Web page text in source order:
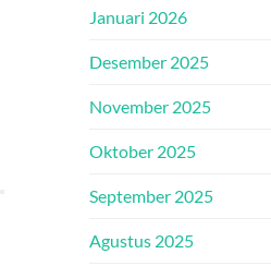
Januari 2026
Desember 2025
November 2025
Oktober 2025
September 2025
Agustus 2025